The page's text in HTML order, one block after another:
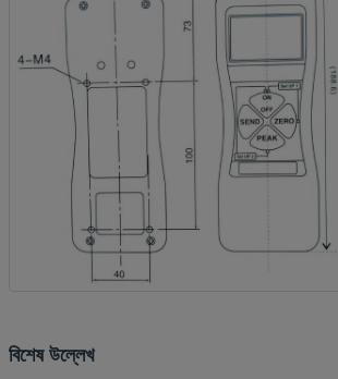
বিশেষ উল্লেখ